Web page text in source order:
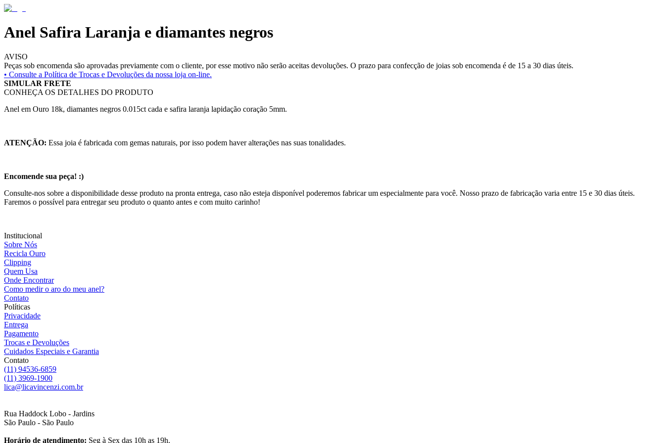
Anel Safira Laranja e diamantes negros
AVISO
Peças sob encomenda são aprovadas previamente com o cliente, por esse motivo não serão aceitas devoluções. O prazo para confecção de joias sob encomenda é de 15 a 30 dias úteis.
• Consulte a Política de Trocas e Devoluções da nossa loja on-line.
SIMULAR FRETE
CONHEÇA OS DETALHES DO PRODUTO
Anel em Ouro 18k, diamantes negros 0.015ct cada e safira laranja lapidação coração 5mm.
ATENÇÃO: Essa joia é fabricada com gemas naturais, por isso podem haver alterações nas suas tonalidades.
Encomende sua peça! :)
Consulte-nos sobre a disponibilidade desse produto na pronta entrega, caso não esteja disponível poderemos fabricar um especialmente para você. Nosso prazo de fabricação varia entre 15 e 30 dias úteis.
Faremos o possível para entregar seu produto o quanto antes e com muito carinho!
Institucional
Sobre Nós
Recicla Ouro
Clipping
Quem Usa
Onde Encontrar
Como medir o aro do meu anel?
Contato
Políticas
Privacidade
Entrega
Pagamento
Trocas e Devoluções
Cuidados Especiais e Garantia
Contato
(11) 94536-6859
(11) 3969-1900
lica@licavincenzi.com.br
Rua Haddock Lobo - Jardins
São Paulo - São Paulo
Horário de atendimento: Seg à Sex das 10h as 19h.